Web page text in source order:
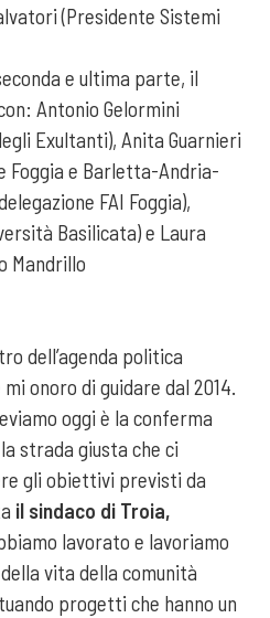
(Presidente Sistemi
e ultima parte, il
Antonio Gelormini
Exultanti), Anita Guarnieri
Foggia e Barletta-Andria-
FAI Foggia),
Basilicata) e Laura
Mandrillo
dell’agenda politica
onoro di guidare dal 2014.
oggi è la conferma
strada giusta che ci
gli obiettivi previsti da
il sindaco di Troia,
lavorato e lavoriamo
vita della comunità
progetti che hanno un